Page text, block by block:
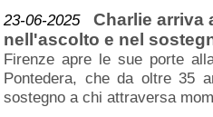
23-06-2025
Charlie arriva
nell'ascolto e nel
Firenze apre le sue porte
Pontedera, che da oltre 35
sostegno a chi attraversa